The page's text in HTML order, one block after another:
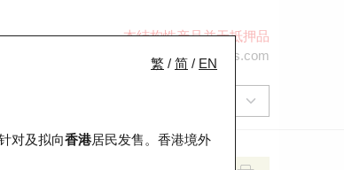
本结构性产品并无抵押品
ol-hkwarrants@ubs.com
繁 / 简 / EN
对及拟向香港居民发售。香港境外